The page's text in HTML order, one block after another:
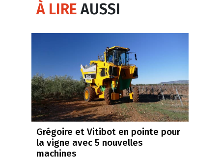
À LIREAUSSI
Grégoire et Vitibot en pointe pour
la vigne avec 5 nouvelles
machines